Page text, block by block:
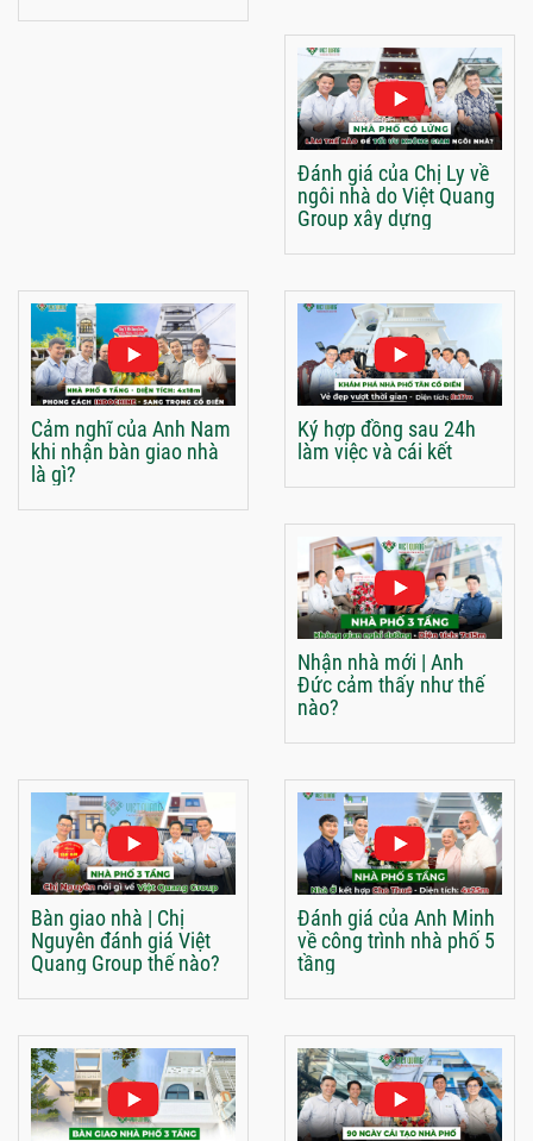
Đánh giá của Chị Ly về
ngôi nhà do Việt Quang
Group xây dựng
Cảm nghĩ của Anh Nam
khi nhận bàn giao nhà
là gì?
Ký hợp đồng sau 24h
làm việc và cái kết
Nhận nhà mới | Anh
Đức cảm thấy như thế
nào?
Bàn giao nhà | Chị
Nguyên đánh giá Việt
Quang Group thế nào?
Đánh giá của Anh Minh
về công trình nhà phố 5
tầng